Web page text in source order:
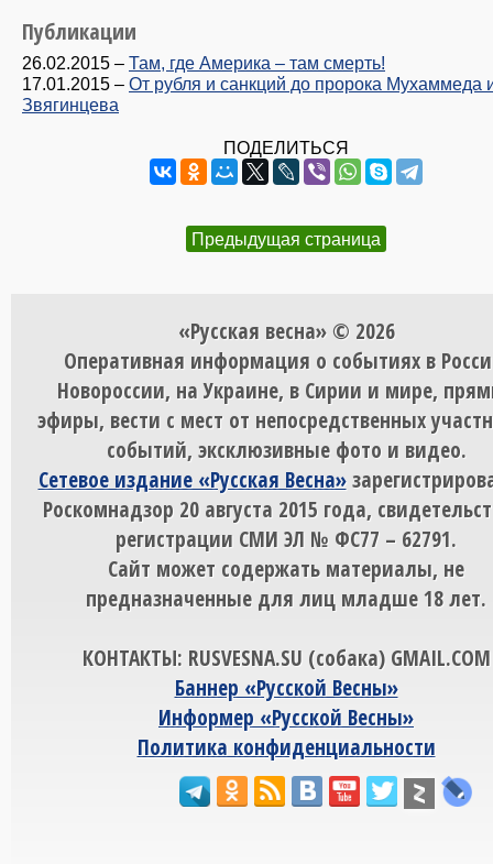
Публикации
26.02.2015 – Там, где Америка – там смерть!
17.01.2015 – От рубля и санкций до пророка Мухаммеда
Звягинцева
ПОДЕЛИТЬСЯ
Предыдущая страница
«Русская весна» © 2026
Оперативная информация о событиях в
Новороссии, на Украине, в Сирии и мире,
эфиры, вести с мест от непосредственных
событий, эксклюзивные фото и видео.
Сетевое издание «Русская Весна»
Роскомнадзор 20 августа 2015 года,
регистрации СМИ ЭЛ № ФС77 – 62791.
Сайт может содержать материалы, не
предназначенные для лиц младше 18 лет.
КОНТАКТЫ: RUSVESNA.SU (собака) GMAIL.COM
Баннер «Русской Весны»
Информер «Русской Весны»
Политика конфиденциальности